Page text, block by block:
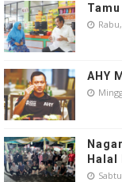
AHY
Halal